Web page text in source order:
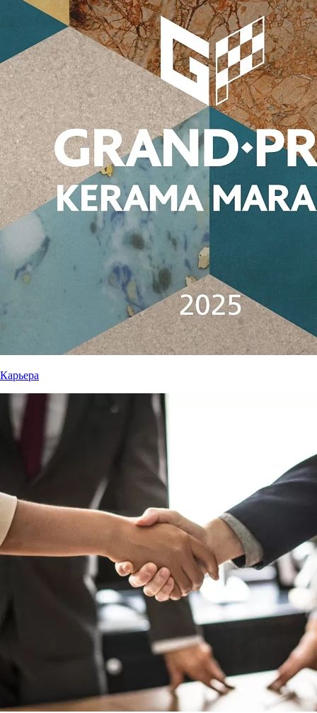
Карьера